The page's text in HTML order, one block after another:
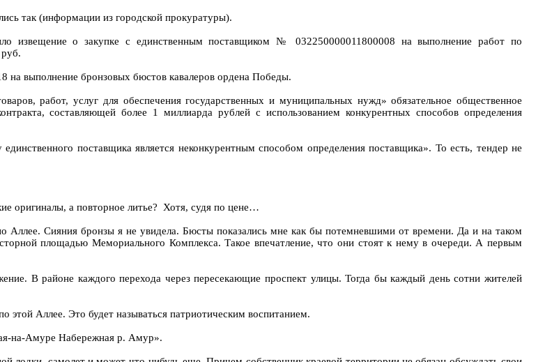
так (информации из городской прокуратуры).
извещение о закупке с единственным поставщиком № 032250000011800008 на выполнение работ по
выполнение бронзовых бюстов кавалеров ордена Победы.
работ, услуг для обеспечения государственных и муниципальных нужд» обязательное общественное
составляющей более 1 миллиарда рублей с использованием конкурентных способов определения
поставщика является неконкурентным способом определения поставщика». То есть, тендер не
оригиналы, а повторное литье? Хотя, судя по цене…
Сияния бронзы я не увидела. Бюсты показались мне как бы потемневшими от времени. Да и на таком
площадью Мемориального Комплекса. Такое впечатление, что они стоят к нему в очереди. А первым
В районе каждого перехода через пересекающие проспект улицы. Тогда бы каждый день сотни жителей
Аллее. Это будет называться патриотическим воспитанием.
на-Амуре Набережная р. Амур».